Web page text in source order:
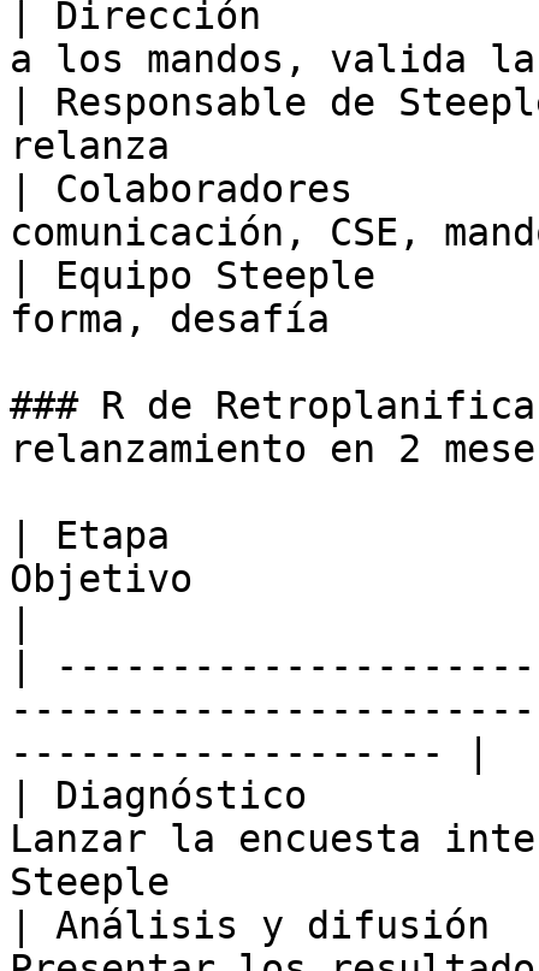
| Dirección
a los mandos, valida
| Responsable de
relanza
| Colaboradores
comunicación, CSE,
| Equipo Steeple
forma, desafía
### R de
relanzamiento en 2
| Etapa
Objetivo
|
------------------- |
| Diagnóstico
Lanzar la encuesta
Steeple
| Análisis y difusión